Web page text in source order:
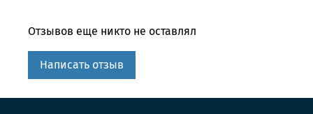
Отзывов еще никто не оставлял
Написать отзыв